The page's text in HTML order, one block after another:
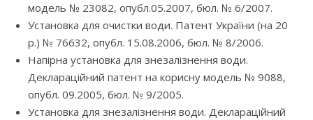
модель № 23082, опубл.05.2007, бюл. № 6/2007.
Установка для очистки води. Патент України (на 20
р.) № 76632, опубл. 15.08.2006, бюл. № 8/2006.
Напірна установка для знезалізнення води.
Деклараційний патент на корисну модель № 9088,
опубл. 09.2005, бюл. № 9/2005.
Установка для знезалізнення води. Деклараційний